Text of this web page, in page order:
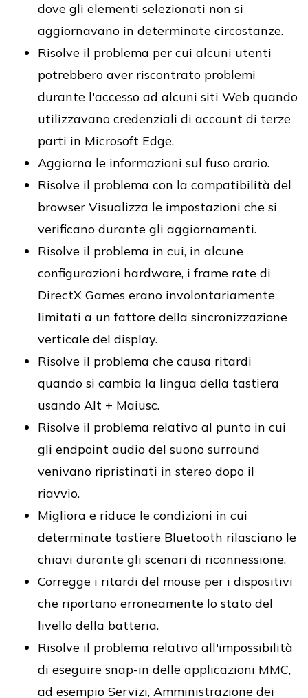
dove gli elementi selezionati non si
aggiornavano in determinate circostanze.
Risolve il problema per cui alcuni utenti
potrebbero aver riscontrato problemi
durante l'accesso ad alcuni siti Web quando
utilizzavano credenziali di account di terze
parti in Microsoft Edge.
Aggiorna le informazioni sul fuso orario.
Risolve il problema con la compatibilità del
browser Visualizza le impostazioni che si
verificano durante gli aggiornamenti.
Risolve il problema in cui, in alcune
configurazioni hardware, i frame rate di
DirectX Games erano involontariamente
limitati a un fattore della sincronizzazione
verticale del display.
Risolve il problema che causa ritardi
quando si cambia la lingua della tastiera
usando Alt + Maiusc.
Risolve il problema relativo al punto in cui
gli endpoint audio del suono surround
venivano ripristinati in stereo dopo il
riavvio.
Migliora e riduce le condizioni in cui
determinate tastiere Bluetooth rilasciano le
chiavi durante gli scenari di riconnessione.
Corregge i ritardi del mouse per i dispositivi
che riportano erroneamente lo stato del
livello della batteria.
Risolve il problema relativo all'impossibilità
di eseguire snap-in delle applicazioni MMC,
ad esempio Servizi, Amministrazione dei